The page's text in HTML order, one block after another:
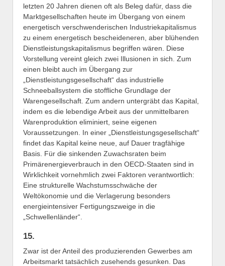
letzten 20 Jahren dienen oft als Beleg dafür, dass die
Marktgesellschaften heute im Übergang von einem
energetisch verschwenderischen Industriekapitalismus
zu einem energetisch bescheideneren, aber blühenden
Dienstleistungskapitalismus begriffen wären. Diese
Vorstellung vereint gleich zwei Illusionen in sich. Zum
einen bleibt auch im Übergang zur
„Dienstleistungsgesellschaft“ das industrielle
Schneeballsystem die stoffliche Grundlage der
Warengesellschaft. Zum andern untergräbt das Kapital,
indem es die lebendige Arbeit aus der unmittelbaren
Warenproduktion eliminiert, seine eigenen
Voraussetzungen. In einer „Dienstleistungsgesellschaft“
findet das Kapital keine neue, auf Dauer tragfähige
Basis. Für die sinkenden Zuwachsraten beim
Primärenergieverbrauch in den OECD-Staaten sind in
Wirklichkeit vornehmlich zwei Faktoren verantwortlich:
Eine strukturelle Wachstumsschwäche der
Weltökonomie und die Verlagerung besonders
energieintensiver Fertigungszweige in die
„Schwellenländer“.
15.
Zwar ist der Anteil des produzierenden Gewerbes am
Arbeitsmarkt tatsächlich zusehends gesunken. Das